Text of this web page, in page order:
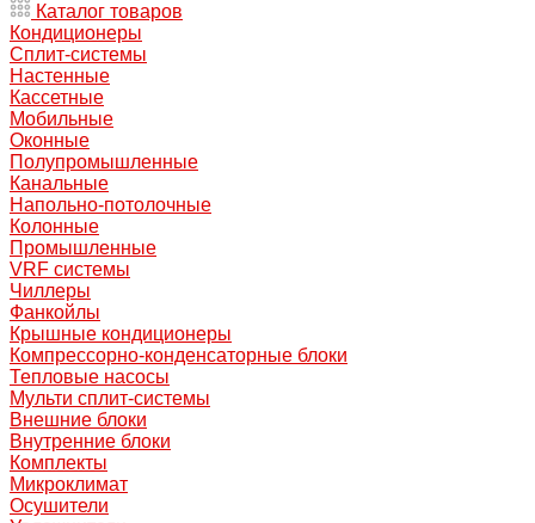
Каталог товаров
Кондиционеры
Сплит-системы
Настенные
Кассетные
Мобильные
Оконные
Полупромышленные
Канальные
Напольно-потолочные
Колонные
Промышленные
VRF системы
Чиллеры
Фанкойлы
Крышные кондиционеры
Компрессорно-конденсаторные блоки
Тепловые насосы
Мульти сплит-системы
Внешние блоки
Внутренние блоки
Комплекты
Микроклимат
Осушители